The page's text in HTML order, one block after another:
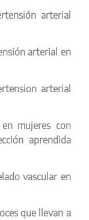
arterial
arterial en
arterial
mujeres con
aprendida
vascular en
que llevan a